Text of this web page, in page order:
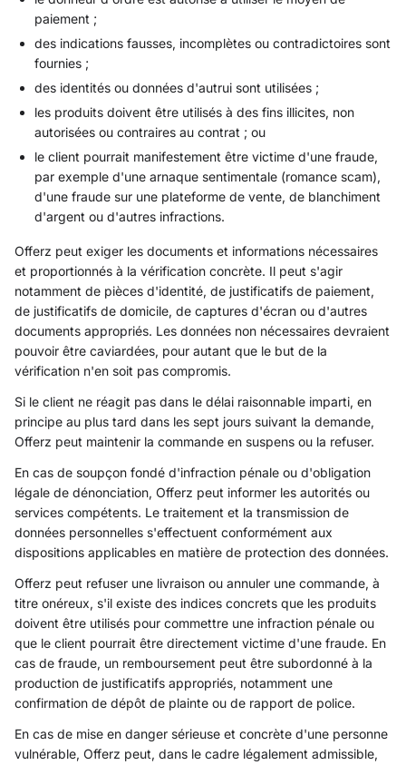
paiement ;
des indications fausses, incomplètes ou contradictoires sont
fournies ;
des identités ou données d'autrui sont utilisées ;
les produits doivent être utilisés à des fins illicites, non
autorisées ou contraires au contrat ; ou
le client pourrait manifestement être victime d'une fraude,
par exemple d'une arnaque sentimentale (romance scam),
d'une fraude sur une plateforme de vente, de blanchiment
d'argent ou d'autres infractions.
Offerz peut exiger les documents et informations nécessaires
et proportionnés à la vérification concrète. Il peut s'agir
notamment de pièces d'identité, de justificatifs de paiement,
de justificatifs de domicile, de captures d'écran ou d'autres
documents appropriés. Les données non nécessaires devraient
pouvoir être caviardées, pour autant que le but de la
vérification n'en soit pas compromis.
Si le client ne réagit pas dans le délai raisonnable imparti, en
principe au plus tard dans les sept jours suivant la demande,
Offerz peut maintenir la commande en suspens ou la refuser.
En cas de soupçon fondé d'infraction pénale ou d'obligation
légale de dénonciation, Offerz peut informer les autorités ou
services compétents. Le traitement et la transmission de
données personnelles s'effectuent conformément aux
dispositions applicables en matière de protection des données.
Offerz peut refuser une livraison ou annuler une commande, à
titre onéreux, s'il existe des indices concrets que les produits
doivent être utilisés pour commettre une infraction pénale ou
que le client pourrait être directement victime d'une fraude. En
cas de fraude, un remboursement peut être subordonné à la
production de justificatifs appropriés, notamment une
confirmation de dépôt de plainte ou de rapport de police.
En cas de mise en danger sérieuse et concrète d'une personne
vulnérable, Offerz peut, dans le cadre légalement admissible,